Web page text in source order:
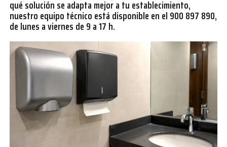
qué solución se adapta mejor a tu establecimiento,
nuestro equipo técnico está disponible en el 900 897 890,
de lunes a viernes de 9 a 17 h.